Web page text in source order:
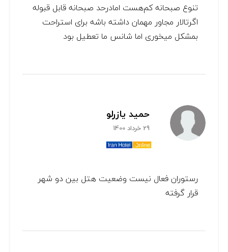
تنوع صبحانه کم‌هست اما‌درحد صبحانه قابل قبوله
اگر‌تالار مجاور مهمان داشته باشه برای استراحت
بمشکل میخوری اما شانس ما تعطیل بود
حمید یازرلو
29 خرداد 1400
رستوران فعال نیست وضعیت هتل بین دو شهر
قرار گرفته